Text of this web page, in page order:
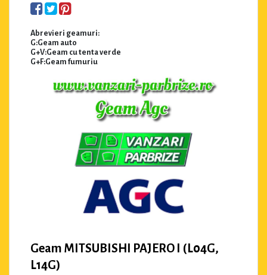
Abrevieri geamuri:
G:Geam auto
G+V:Geam cu tenta verde
G+F:Geam fumuriu
Geam MITSUBISHI PAJERO I (L04G,
L14G)